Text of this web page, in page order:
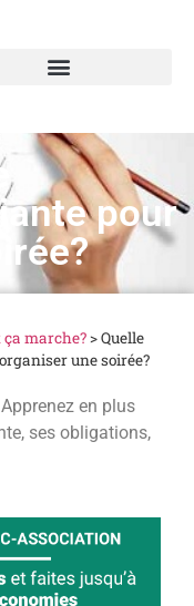
pour
marche?>Quelle
une soirée?
en plus
ses obligations,